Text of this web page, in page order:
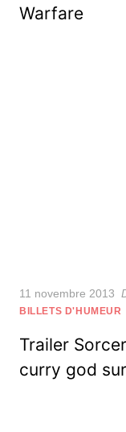
Warfare
Posted
on
11 novembre 2013
BILLETS D'HUMEUR
Trailer
curry god